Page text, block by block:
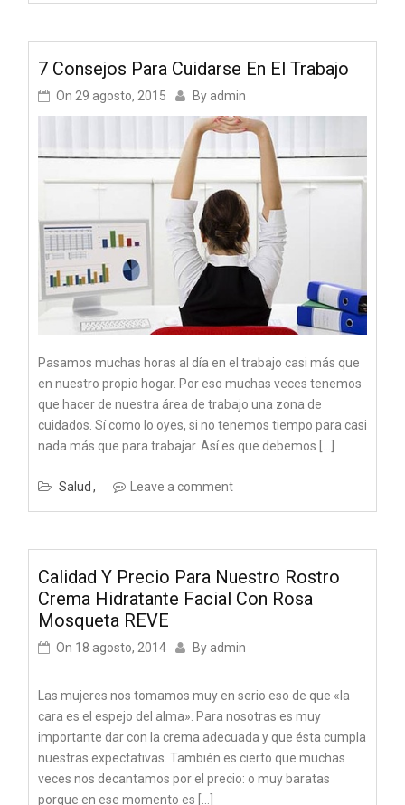
7 Consejos Para Cuidarse En El Trabajo
On 29 agosto, 2015 By admin
Pasamos muchas horas al día en el trabajo casi más que
en nuestro propio hogar. Por eso muchas veces tenemos
que hacer de nuestra área de trabajo una zona de
cuidados. Sí como lo oyes, si no tenemos tiempo para casi
nada más que para trabajar. Así es que debemos […]
Salud Leave a comment
Calidad Y Precio Para Nuestro Rostro
Crema Hidratante Facial Con Rosa
Mosqueta REVE
On 18 agosto, 2014 By admin
Las mujeres nos tomamos muy en serio eso de que «la
cara es el espejo del alma». Para nosotras es muy
importante dar con la crema adecuada y que ésta cumpla
nuestras expectativas. También es cierto que muchas
veces nos decantamos por el precio: o muy baratas
porque en ese momento es […]